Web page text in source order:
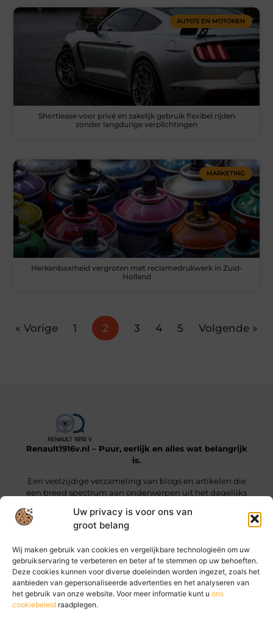
Uw privacy is voor ons van
groot belang
Wij maken gebruik van cookies en vergelijkbare technologieën om uw
gebruikservaring te verbeteren en beter af te stemmen op uw behoeften.
Deze cookies kunnen voor diverse doeleinden worden ingezet, zoals het
aanbieden van gepersonaliseerde advertenties en het analyseren van
het gebruik van onze website. Voor meer informatie kunt u ons
cookiebeleid raadplegen.
AUTO’S EN MOTOREN
Shortlease voor privé en zakelijk gebruik flexibel rijden
zonder langdurige verplichtingen
MARKETING
Herkenbaarheid vergroten met reclamedrukwerk in Zuid-
Holland
« Vorige 1 2 3 4 5 Volgende »
Renault1916v.nl – Puur, eerlijk en alles wat belangrijk
is.
Een veelzijdige verzameling van blogs en artikelen die
een breed spectrum aan onderwerpen uit het dagelijks
Onze informatie
Bericht categorie